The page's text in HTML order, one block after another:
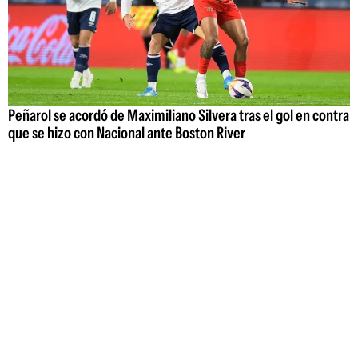
Peñarol se acordó de Maximiliano Silvera tras el gol en contra
que se hizo con Nacional ante Boston River